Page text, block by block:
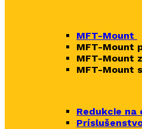
MFT-Mount
MFT-Mount
MFT-Mount
MFT-Mount
Redukcie na